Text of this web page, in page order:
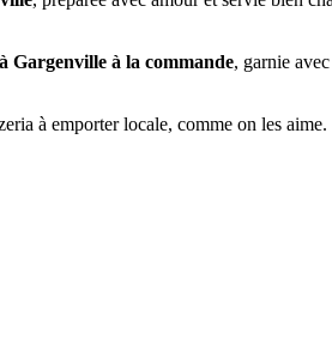
Gargenville à la commande, garnie
à emporter locale, comme on les aime.